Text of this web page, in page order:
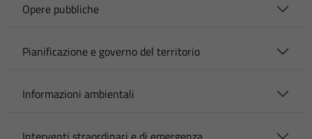
Opere pubbliche
Pianificazione e governo del territorio
Informazioni ambientali